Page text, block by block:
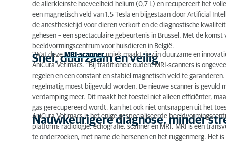
Nauwkeurigere diagnose, minder stress voor
Spectaculaire installatie
de allerkleinste hoeveelheid helium (0,7 L) en recupereert het
een magnetisch veld van 1,5 Tesla en bijgestaan door Artificial
de anesthesietijd voor dieren verkort en de diagnostische
gehesen – een spectaculaire gebeurtenis in Brussel. Met de
beeldvormingscentrum voor huisdieren in België.
Snel, duurzaam en veilig
“Wat dezeMRI-scanneruniek maakt, is zijn duurzame en
AniCura Vetimacs. “Bij traditionele oudere MRI-scanners is
regelen en een constant en stabiel magnetisch veld te
regelmatig moest bijgevuld worden. De nieuwe scanner is gevuld
verdamping meer. Dit maakt het toestel niet alleen efficiënter,
gas gerecupereerd wordt, kan het ook niet ontsnappen uit het
Nauwkeurigere diagnose, minder
AniCura Vetimacs is het enige gespecialiseerde
platform: radiologie, echografie, scanner en MRI. MRI is een
te onderzoeken, met name de hersenen en het ruggenmerg. Het